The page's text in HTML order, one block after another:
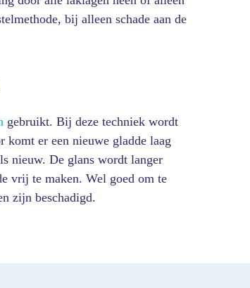
bij alleen schade aan de
gebruikt. Bij deze techniek wordt
komt er een nieuwe gladde laag
nieuw. De glans wordt langer
vrij te maken. Wel goed om te
zijn beschadigd.